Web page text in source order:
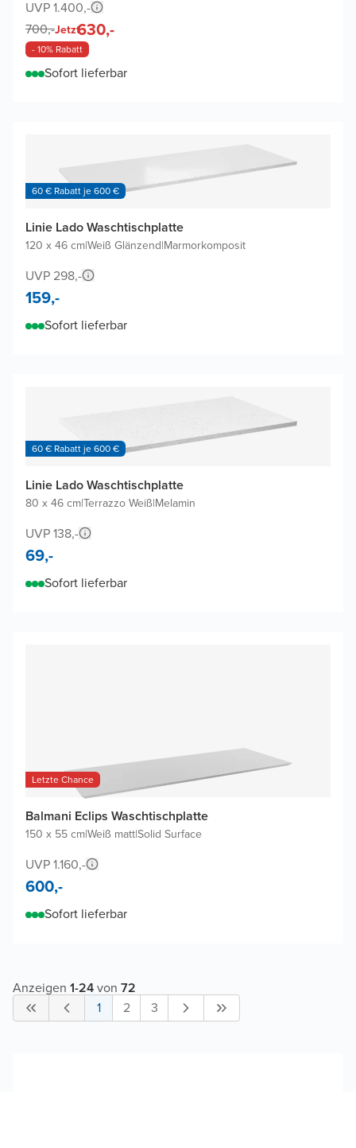
UVP 1.400,-
700,-Jetzt630,-
- 10% Rabatt
Sofort lieferbar
60 € Rabatt je 600 €
Linie Lado Waschtischplatte
120 x 46 cm|Weiß Glänzend|Marmorkomposit
UVP 298,-
159,-
Sofort lieferbar
60 € Rabatt je 600 €
Linie Lado Waschtischplatte
80 x 46 cm|Terrazzo Weiß|Melamin
UVP 138,-
69,-
Sofort lieferbar
Letzte Chance
Balmani Eclips Waschtischplatte
150 x 55 cm|Weiß matt|Solid Surface
UVP 1.160,-
600,-
Sofort lieferbar
Anzeigen 1-24von 72
1
2 3